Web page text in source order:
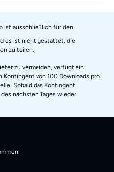
ist ausschließlich für den
es ist nicht gestattet, die
zu teilen.
zu vermeiden, verfügt ein
Kontingent von 100 Downloads pro
Sobald das Kontingent
nächsten Tages wieder